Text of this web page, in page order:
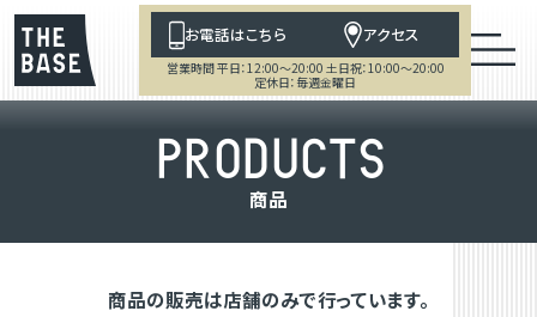
お電話はこちら アクセス
営業時間 平日：12:00～20:00 土日祝：10:00～20:00
定休日：毎週金曜日
PRODUCTS
商品
商品の販売は店舗のみで行っています。